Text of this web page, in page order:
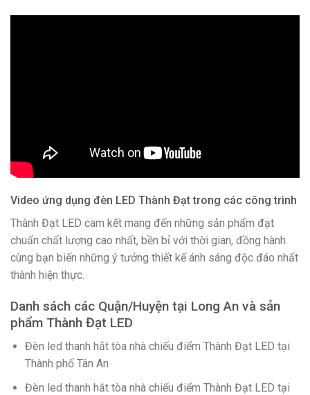
Video ứng dụng đèn LED Thành Đạt trong các công trình
Thành Đạt LED cam kết mang đến những sản phẩm đạt
chuẩn chất lượng cao nhất, bền bỉ với thời gian, đồng hành
cùng bạn biến những ý tưởng thiết kế ánh sáng độc đáo nhất
thành hiện thực.
Danh sách các Quận/Huyện tại Long An và sản
phẩm Thành Đạt LED
Đèn led thanh hắt tòa nhà chiếu điểm Thành Đạt LED tại
Thành phố Tân An
Đèn led thanh hắt tòa nhà chiếu điểm Thành Đạt LED tại